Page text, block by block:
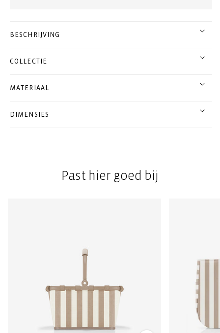
BESCHRIJVING
COLLECTIE
MATERIAAL
DIMENSIES
Past hier goed bij